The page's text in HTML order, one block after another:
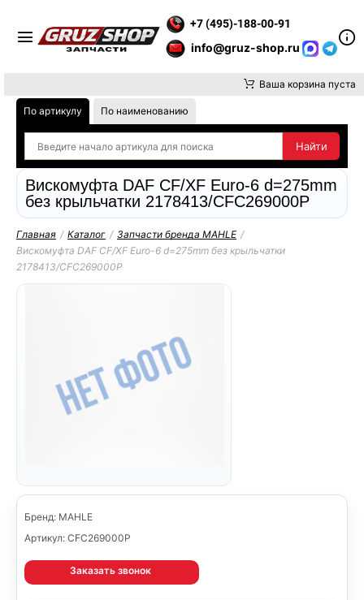
+7 (495)-188-00-91
info@gruz-shop.ru
Ваша корзина пуста
По артикулу По наименованию
Вискомуфта DAF CF/XF Euro-6 d=275mm
без крыльчатки 2178413/CFC269000P
Главная / Каталог / Запчасти бренда MAHLE /
Вискомуфта DAF CF/XF Euro-6 d=275mm без крыльчатки
2178413/CFC269000P
Бренд: MAHLE
Артикул: CFC269000P
Заказать звонок